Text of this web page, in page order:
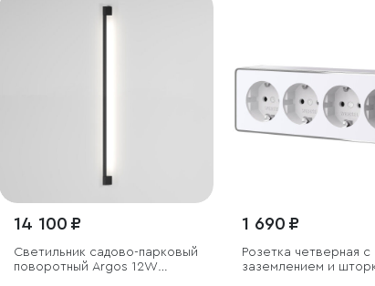
14 100 ₽
Светильник садово-парковый
поворотный Argos 12W
1 690 ₽
Розетка четверная с
заземлением и